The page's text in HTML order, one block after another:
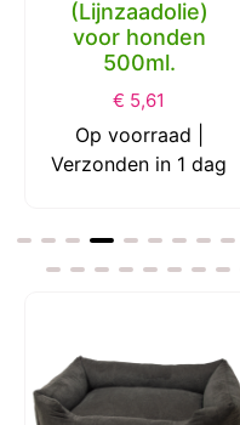
(Lijnzaadolie)
voor honden
500ml.
€ 5,61
Op voorraad |
Verzonden in 1 dag